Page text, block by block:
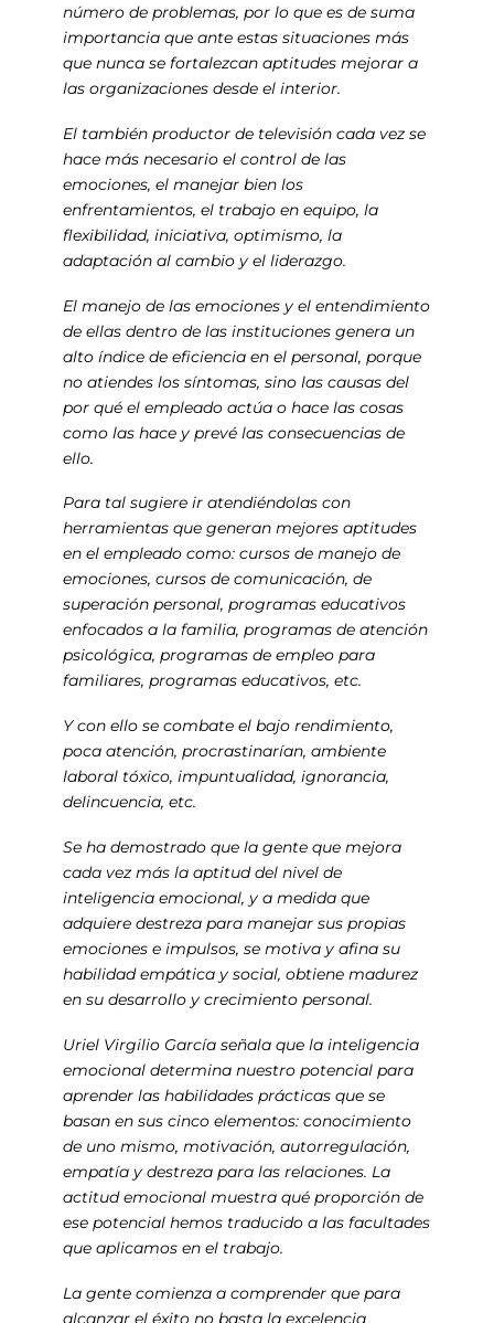
número de problemas, por lo que es de suma
importancia que ante estas situaciones más
que nunca se fortalezcan aptitudes mejorar a
las organizaciones desde el interior.
El también productor de televisión cada vez se
hace más necesario el control de las
emociones, el manejar bien los
enfrentamientos, el trabajo en equipo, la
flexibilidad, iniciativa, optimismo, la
adaptación al cambio y el liderazgo.
El manejo de las emociones y el entendimiento
de ellas dentro de las instituciones genera un
alto índice de eficiencia en el personal, porque
no atiendes los síntomas, sino las causas del
por qué el empleado actúa o hace las cosas
como las hace y prevé las consecuencias de
ello.
Para tal sugiere ir atendiéndolas con
herramientas que generan mejores aptitudes
en el empleado como: cursos de manejo de
emociones, cursos de comunicación, de
superación personal, programas educativos
enfocados a la familia, programas de atención
psicológica, programas de empleo para
familiares, programas educativos, etc.
Y con ello se combate el bajo rendimiento,
poca atención, procrastinarían, ambiente
laboral tóxico, impuntualidad, ignorancia,
delincuencia, etc.
Se ha demostrado que la gente que mejora
cada vez más la aptitud del nivel de
inteligencia emocional, y a medida que
adquiere destreza para manejar sus propias
emociones e impulsos, se motiva y afina su
habilidad empática y social, obtiene madurez
en su desarrollo y crecimiento personal.
Uriel Virgilio García señala que la inteligencia
emocional determina nuestro potencial para
aprender las habilidades prácticas que se
basan en sus cinco elementos: conocimiento
de uno mismo, motivación, autorregulación,
empatía y destreza para las relaciones. La
actitud emocional muestra qué proporción de
ese potencial hemos traducido a las facultades
que aplicamos en el trabajo.
La gente comienza a comprender que para
alcanzar el éxito no basta la excelencia